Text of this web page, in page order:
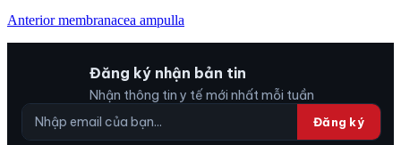
Anterior membranacea ampulla
Đăng ký nhận bản tin
Nhận thông tin y tế mới nhất mỗi tuần
Đăng ký